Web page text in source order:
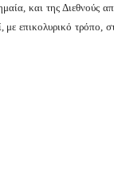
και της Διεθνούς
επικολυρικό τρόπο,